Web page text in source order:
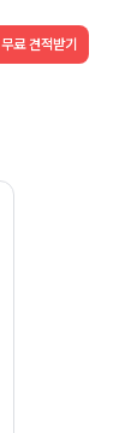
무료 견적받기